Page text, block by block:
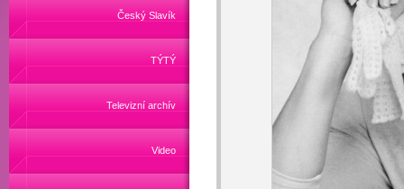
Český Slavík
TÝTÝ
Televizní archív
Video